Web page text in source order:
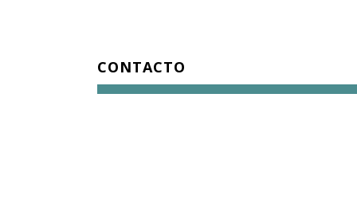
CONTACTO